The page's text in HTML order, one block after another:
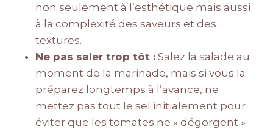
non seulement à l’esthétique mais aussi
à la complexité des saveurs et des
textures.
Ne pas saler trop tôt : Salez la salade au
moment de la marinade, mais si vous la
préparez longtemps à l’avance, ne
mettez pas tout le sel initialement pour
éviter que les tomates ne « dégorgent »